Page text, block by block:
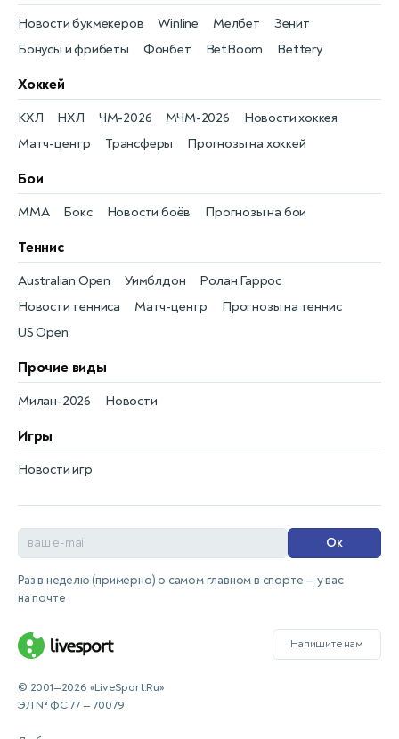
Бонусы и фрибеты
Новости букмекеров
Фонбет
Winline
BetBoom
Мелбет
Bettery
Зенит
Хоккей
Новости хоккея
КХЛ
Матч-центр
НХЛ
Трансферы
ЧМ-2026
Прогнозы на хоккей
МЧМ-2026
Бои
Новости боёв
MMA Прогнозы на бои
Бокс
Теннис
Новости тенниса
Australian Open
Матч-центр
Уимблдон
Прогнозы на теннис
Ролан Гаррос
US Open
Прочие виды
Новости
Милан-2026
Игры
Новости игр
Ок
Раз в неделю (примерно) о самом главном в спорте — у вас
на почте
Напишите нам
© 2001—2026 «LiveSport.Ru»
ЭЛ № ФС 77 — 70079